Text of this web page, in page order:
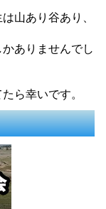
山あり谷あり、
ありませんでし
ら幸いです。